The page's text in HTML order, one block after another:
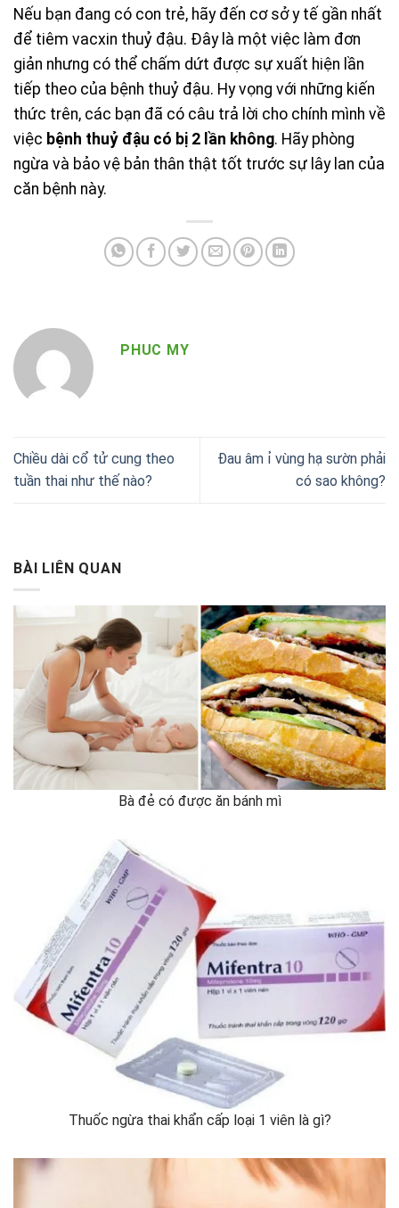
Nếu bạn đang có con trẻ, hãy đến cơ sở y tế gần nhất
để tiêm vacxin thuỷ đậu. Đây là một việc làm đơn
giản nhưng có thể chấm dứt được sự xuất hiện lần
tiếp theo của bệnh thuỷ đậu. Hy vọng với những kiến
thức trên, các bạn đã có câu trả lời cho chính mình về
việc bệnh thuỷ đậu có bị 2 lần không. Hãy phòng
ngừa và bảo vệ bản thân thật tốt trước sự lây lan của
căn bệnh này.
PHUC MY
Chiều dài cổ tử cung theo
tuần thai như thế nào?
Đau âm ỉ vùng hạ sườn phải
có sao không?
BÀI LIÊN QUAN
Bà đẻ có được ăn bánh mì
Thuốc ngừa thai khẩn cấp loại 1 viên là gì?